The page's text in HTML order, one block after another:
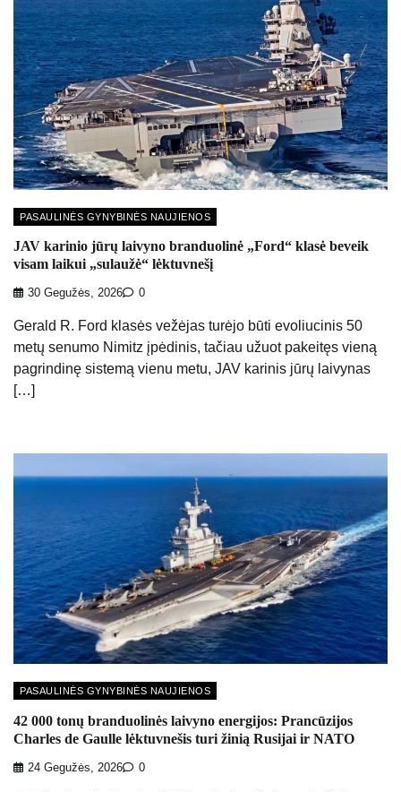
PASAULINĖS GYNYBINĖS NAUJIENOS
JAV karinio jūrų laivyno branduolinė „Ford“ klasė beveik
visam laikui „sulaužė“ lėktuvnešį
30 Gegužės, 2026 0
Gerald R. Ford klasės vežėjas turėjo būti evoliucinis 50
metų senumo Nimitz įpėdinis, tačiau užuot pakeitęs vieną
pagrindinę sistemą vienu metu, JAV karinis jūrų laivynas
[…]
PASAULINĖS GYNYBINĖS NAUJIENOS
42 000 tonų branduolinės laivyno energijos: Prancūzijos
Charles de Gaulle lėktuvnešis turi žinią Rusijai ir NATO
24 Gegužės, 2026 0